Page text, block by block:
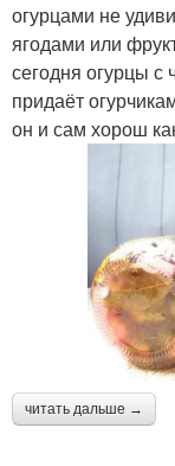
Малосольные
Кисло-
Огурцы с
Огурцы в
огурцами не
ягодами или
сегодня огурцы
придаёт
он и сам хорош
читать дальше →